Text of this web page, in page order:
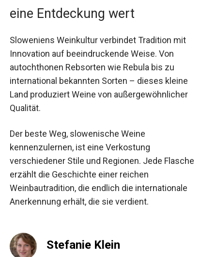
eine Entdeckung wert
Sloweniens Weinkultur verbindet Tradition mit
Innovation auf beeindruckende Weise. Von
autochthonen Rebsorten wie Rebula bis zu
international bekannten Sorten – dieses kleine
Land produziert Weine von außergewöhnlicher
Qualität.
Der beste Weg, slowenische Weine
kennenzulernen, ist eine Verkostung
verschiedener Stile und Regionen. Jede Flasche
erzählt die Geschichte einer reichen
Weinbautradition, die endlich die internationale
Anerkennung erhält, die sie verdient.
Stefanie Klein